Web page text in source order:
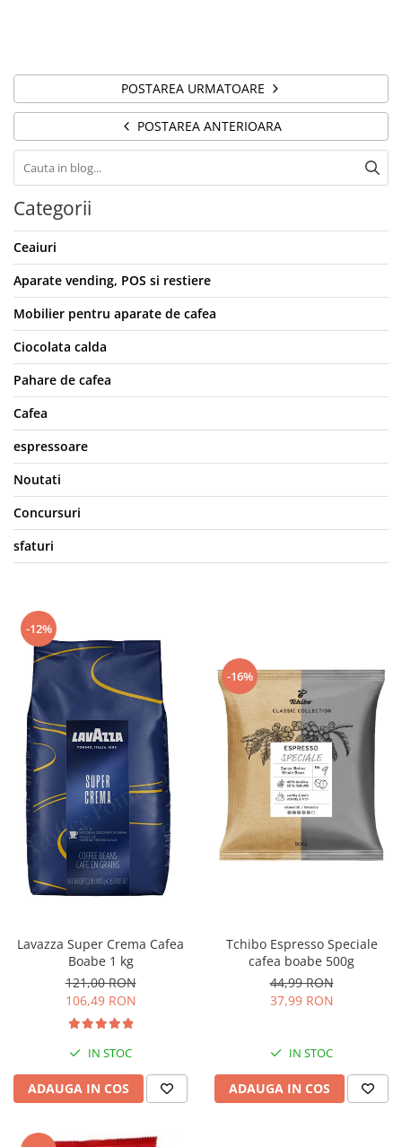
POSTAREA URMATOARE
POSTAREA ANTERIOARA
Categorii
Ceaiuri
Aparate vending, POS si restiere
Mobilier pentru aparate de cafea
Ciocolata calda
Pahare de cafea
Cafea
espressoare
Noutati
Concursuri
sfaturi
-12%
Lavazza Super Crema Cafea
Boabe 1 kg
121,00 RON
106,49 RON
IN STOC
ADAUGA IN COS
-16%
Tchibo Espresso Speciale
cafea boabe 500g
44,99 RON
37,99 RON
IN STOC
ADAUGA IN COS